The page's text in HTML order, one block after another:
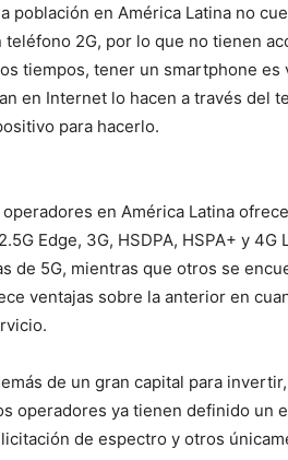
población en América Latina no
2G, por lo que no tienen
tiempos, tener un smartphone es
en Internet lo hacen a través del
para hacerlo.
en América Latina
Edge, 3G, HSDPA, HSPA+ y
de 5G, mientras que otros se
ventajas sobre la anterior en
de un gran capital para
operadores ya tienen definido un
de espectro y otros